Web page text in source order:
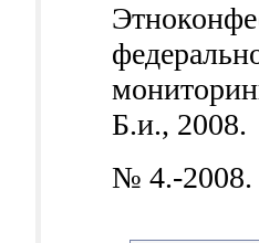
Б.и., 2008.
№ 4.-2008.